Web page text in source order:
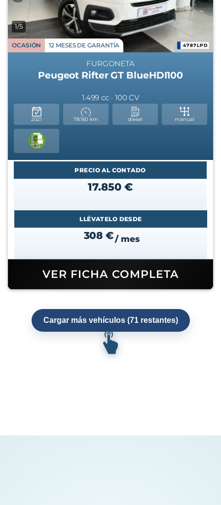
1/5
OCASIÓN 12 MESES DE GARANTÍA 4787LPD
FURGONETA
Peugeot Rifter GT BlueHDI100
1.499 cc · 100 CV
2021 78.160 km diesel manual
PRECIO AL CONTADO
17.850 €
LLÉVATELO DESDE
308 €/ mes
VER FICHA COMPLETA
Cargar más vehículos (71 restantes)